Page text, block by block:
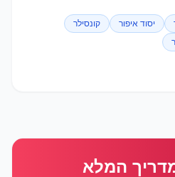
יסוד איפור
קונסילר
המלא